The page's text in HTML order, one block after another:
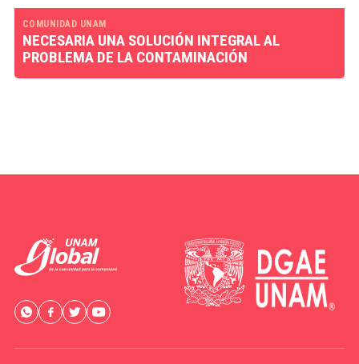
COMUNIDAD UNAM
NECESARIA UNA SOLUCIÓN INTEGRAL AL
PROBLEMA DE LA CONTAMINACIÓN